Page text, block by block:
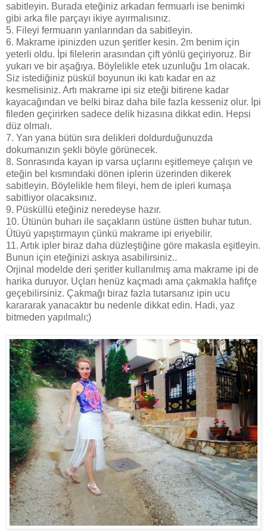
sabitleyin. Burada eteğiniz arkadan fermuarlı ise benimki
gibi arka file parçayı ikiye ayırmalısınız.
5. Fileyi fermuarın yanlarından da sabitleyin.
6. Makrame ipinizden uzun şeritler kesin. 2m benim için
yeterli oldu. İpi filelerin arasından çift yönlü geçiriyoruz. Bir
yukarı ve bir aşağıya. Böylelikle etek uzunluğu 1m olacak.
Siz istediğiniz püskül boyunun iki katı kadar en az
kesmelisiniz. Artı makrame ipi siz eteği bitirene kadar
kayacağından ve belki biraz daha bile fazla kesseniz olur. İpi
fileden geçirirken sadece delik hizasına dikkat edin. Hepsi
düz olmalı.
7. Yan yana bütün sıra delikleri doldurduğunuzda
dokumanızın şekli böyle görünecek.
8. Sonrasında kayan ip varsa uçlarını eşitlemeye çalışın ve
eteğin bel kısmındaki dönen iplerin üzerinden dikerek
sabitleyin. Böylelikle hem fileyi, hem de ipleri kumaşa
sabitliyor olacaksınız.
9. Püsküllü eteğiniz neredeyse hazır.
10. Ütünün buharı ile saçakların üstüne üstten buhar tutun.
Ütüyü yapıştırmayın çünkü makrame ipi eriyebilir.
11. Artık ipler biraz daha düzleştiğine göre makasla eşitleyin.
Bunun için eteğinizi askıya asabilirsiniz..
Orjinal modelde deri şeritler kullanılmış ama makrame ipi de
harika duruyor. Uçları henüz kaçmadı ama çakmakla hafifçe
geçebilirsiniz. Çakmağı biraz fazla tutarsanız ipin ucu
karararak yanacaktır bu nedenle dikkat edin. Hadi, yaz
bitmeden yapılmalı;)